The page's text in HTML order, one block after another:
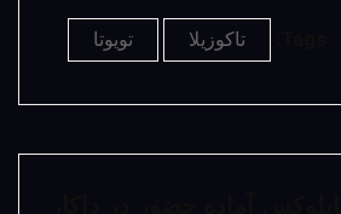
تاکوزیلا تویوتا